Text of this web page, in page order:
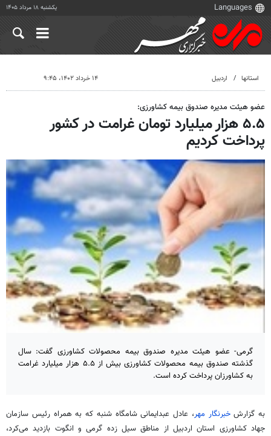
یکشنبه ۱۸ مرداد ۱۴۰۵
استانها اردبیل ۱۴ خرداد ۱۴۰۲، ۹:۴۵
عضو هیئت مدیره صندوق بیمه کشاورزی:
۵.۵ هزار میلیارد تومان غرامت در کشور
پرداخت کردیم
گرمی- عضو هیئت مدیره صندوق بیمه محصولات کشاورزی گفت: سال
گذشته صندوق بیمه محصولات کشاورزی بیش از ۵.۵ هزار میلیارد غرامت
به کشاورزان پرداخت کرده است.
به گزارشخبرنگار مهر، عادل عبدایمانیشامگاه شنبه که به همراه رئیس سازمان
جهاد کشاورزی استان اردبیل از مناطق سیل زده گرمی و انگوت بازدید می‌کرد،